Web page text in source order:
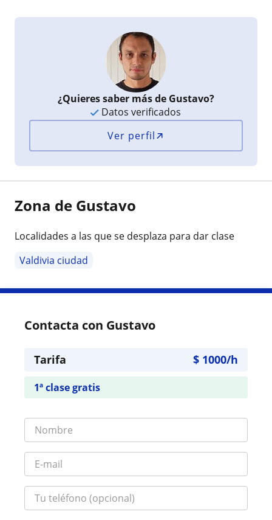
¿Quieres saber más de Gustavo?
Datos verificados
Ver perfil
Zona de Gustavo
Localidades a las que se desplaza para dar clase
Valdivia ciudad
Contacta con Gustavo
Tarifa $ 1000/h
1ª clase gratis